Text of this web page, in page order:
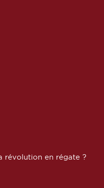
révolution en régate ?